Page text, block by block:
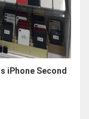
iPhone Second